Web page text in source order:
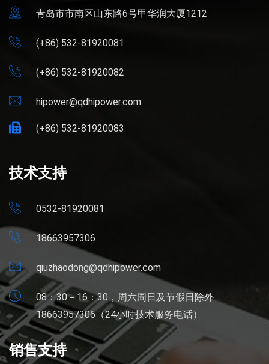
青岛市市南区山东路6号甲华润大厦1212
(+86) 532-81920081
(+86) 532-81920082
hipower@qdhipower.com
(+86) 532-81920083
技术支持
0532-81920081
18663957306
qiuzhaodong@qdhipower.com
08：30－16：30，周六周日及节假日除外
18663957306（24小时技术服务电话）
销售支持